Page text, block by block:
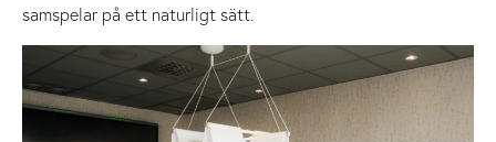
samspelar på ett naturligt sätt.